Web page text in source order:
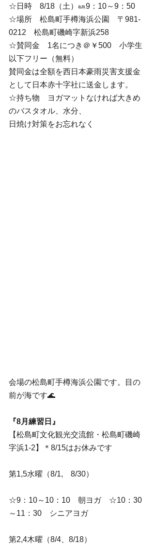
☆日時　8/18（土）㏂9：10～9：50
☆場所　松島町手樽海浜公園　〒981-
0212　松島町磯崎字新浜258
☆賛同金　1名につき＠￥500　小学生
以下フリー（無料）
賛同金は全額を西日本豪雨災害支援金
として日本赤十字社に送金します。
☆持ち物　ヨガマットなければ大きめ
のバスタオル、水分、
日焼け対策をお忘れなく
会場の松島町手樽海浜公園です。目の
前が海です🌊
『8月練習日』
【松島町文化観光交流館・松島町磯崎
字浜1-2】＊8/15はお休みです
第1,5水曜（8/1,　8/30）
☆9：10～10：10　朝ヨガ　☆10：30
～11：30　シニアヨガ
第2,4木曜（8/4、8/18）